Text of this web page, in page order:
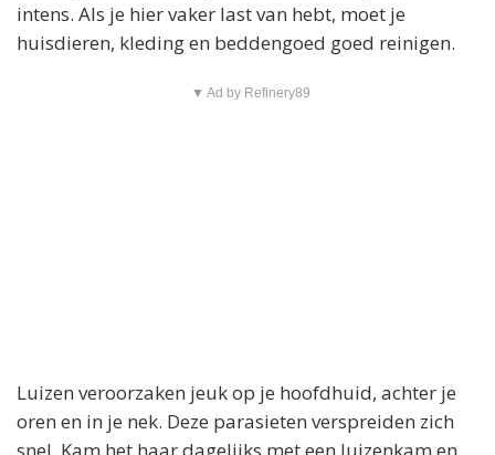
intens. Als je hier vaker last van hebt, moet je
huisdieren, kleding en beddengoed goed reinigen.
▼ Ad by Refinery89
Luizen veroorzaken jeuk op je hoofdhuid, achter je
oren en in je nek. Deze parasieten verspreiden zich